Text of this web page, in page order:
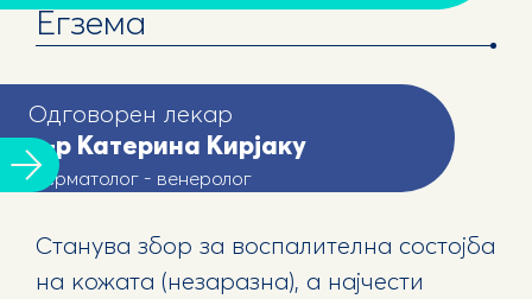
Егзема
Одговорен лекар
д-р Катерина Кирјаку
Дерматолог - венеролог
Станува збор за воспалителна состојба
на кожата (незаразна), а најчести